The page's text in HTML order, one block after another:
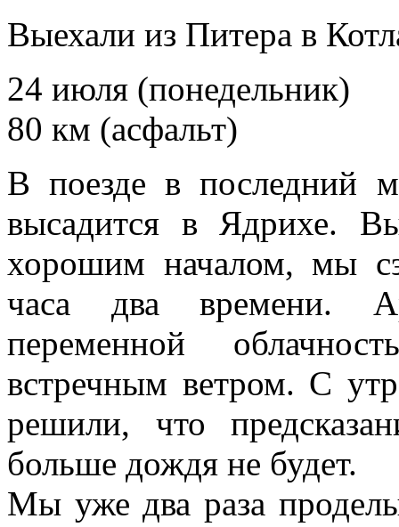
Выехали из Питера в
24 июля (понедельник)
80 км (асфальт)
В поезде в последний
высадится в Ядрихе.
хорошим началом, мы
часа два времени.
переменной
встречным ветром. С
решили, что
больше дождя не будет.
Мы уже два раза